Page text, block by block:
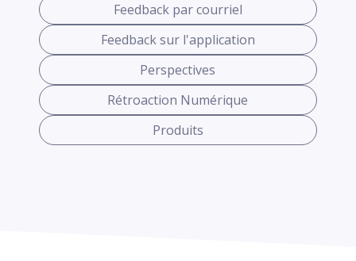
Feedback par courriel
Feedback sur l'application
Perspectives
Rétroaction Numérique
Produits